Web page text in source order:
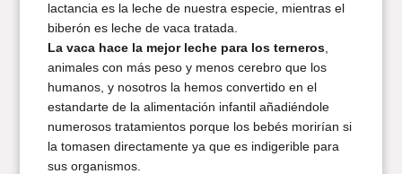
lactancia es la leche de nuestra especie, mientras el
biberón es leche de vaca tratada.
La vaca hace la mejor leche para los terneros,
animales con más peso y menos cerebro que los
humanos, y nosotros la hemos convertido en el
estandarte de la alimentación infantil añadiéndole
numerosos tratamientos porque los bebés morirían si
la tomasen directamente ya que es indigerible para
sus organismos.